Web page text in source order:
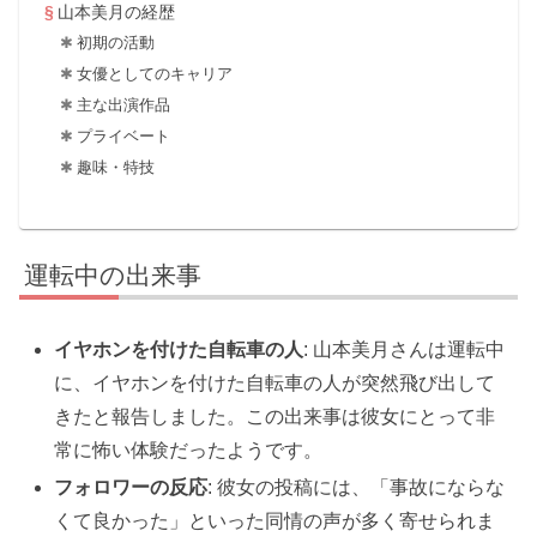
山本美月の経歴
初期の活動
女優としてのキャリア
主な出演作品
プライベート
趣味・特技
運転中の出来事
イヤホンを付けた自転車の人: 山本美月さんは運転中
に、イヤホンを付けた自転車の人が突然飛び出して
きたと報告しました。この出来事は彼女にとって非
常に怖い体験だったようです。
フォロワーの反応: 彼女の投稿には、「事故にならな
くて良かった」といった同情の声が多く寄せられま